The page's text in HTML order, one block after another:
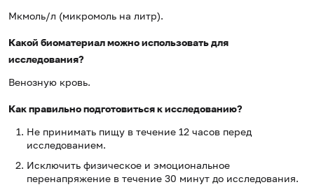
Мкмоль/л (микромоль на литр).
Какой биоматериал можно использовать для
исследования?
Венозную кровь.
Как правильно подготовиться к исследованию?
Не принимать пищу в течение 12 часов перед
исследованием.
Исключить физическое и эмоциональное
перенапряжение в течение 30 минут до исследования.